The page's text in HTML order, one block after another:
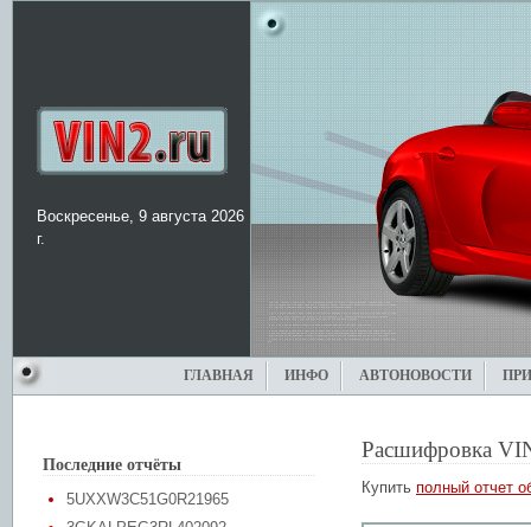
Воскресенье, 9 августа 2026
г.
ГЛАВНАЯ ИНФО АВТОНОВОСТИ
Последние отчёты
5UXXW3C51G0R21965
Расшифровка
Купить полный отчет